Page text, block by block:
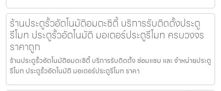
ร้านประตูรั้วอัตโนมัติอมตะซิตี้ บริการรับติดตั้งประตู
รีโมท ประตูรั้วอัตโนมัติ มอเตอร์ประตูรีโมท ครบวงจร
ราคาถูก
ร้านประตูรั้วอัตโนมัติอมตะซิตี้ บริการรับติดตั้ง ซ่อมแซม และ จำหน่ายประตู
รีโมท ประตูรั้วอัตโนมัติ มอเตอร์ประตูรีโมท ราคา